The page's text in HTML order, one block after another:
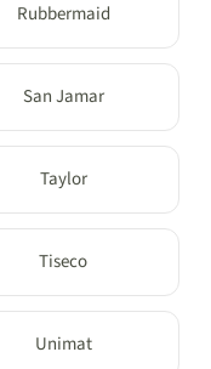
Rubbermaid
San Jamar
Taylor
Tiseco
Unimat